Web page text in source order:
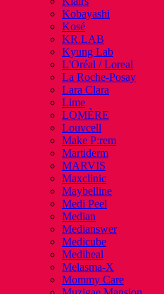
Kobayashi
Kosé
KR.LAB
Kyung Lab
L'Oréal / Loreal
La Roche-Posay
Lara Clara
Lime
LOMÈRE
Louvcell
Make P:rem
Martiderm
MARVIS
Maxclinic
Maybelline
Medi Peel
Median
Medianswer
Medicube
Mediheal
Melasma-X
Mommy Care